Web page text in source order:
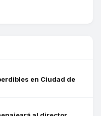
en Ciudad de